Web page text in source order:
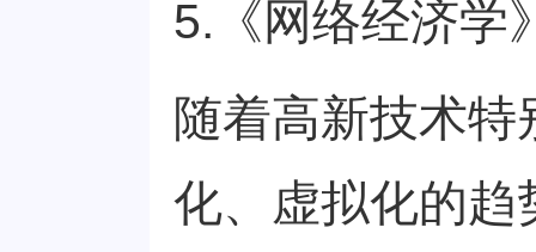
5.《网络经济学
随着高新技术
化、虚拟化的趋